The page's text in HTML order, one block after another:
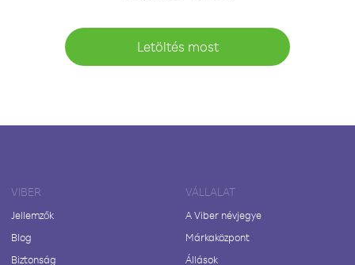
Letöltés most
VIBER
Jellemzők
Blog
Biztonság
VÁLLALAT
A Viber névjegye
Márkaközpont
Állások